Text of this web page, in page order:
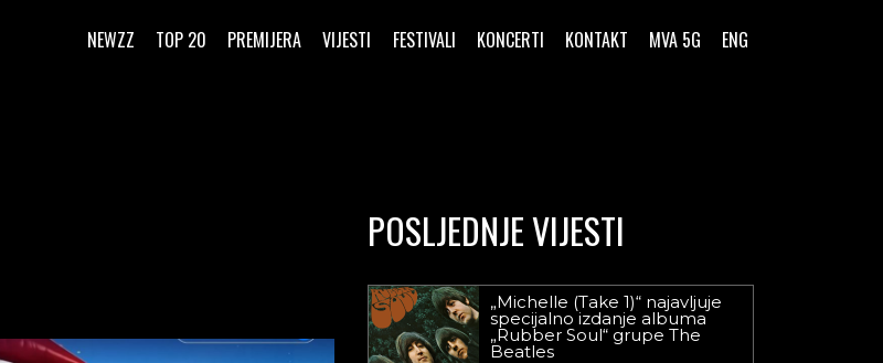
NEWZZ TOP 20 PREMIJERA VIJESTI FESTIVALI KONCERTI KONTAKT MVA 5G ENG
POSLJEDNJE VIJESTI
„Michelle (Take 1)“ najavljuje
specijalno izdanje albuma
„Rubber Soul“ grupe The
Beatles